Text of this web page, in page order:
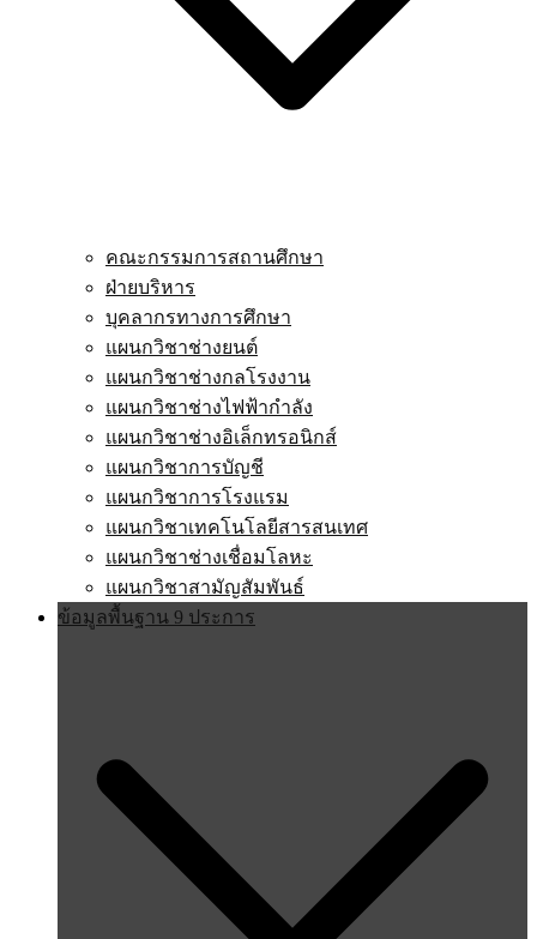
คณะกรรมการสถานศึกษา
ฝ่ายบริหาร
บุคลากรทางการศึกษา
แผนกวิชาช่างยนต์
แผนกวิชาช่างกลโรงงาน
แผนกวิชาช่างไฟฟ้ากำลัง
แผนกวิชาช่างอิเล็กทรอนิกส์
แผนกวิชาการบัญชี
แผนกวิชาการโรงแรม
แผนกวิชาเทคโนโลยีสารสนเทศ
แผนกวิชาช่างเชื่อมโลหะ
แผนกวิชาสามัญสัมพันธ์
ข้อมูลพื้นฐาน 9 ประการ